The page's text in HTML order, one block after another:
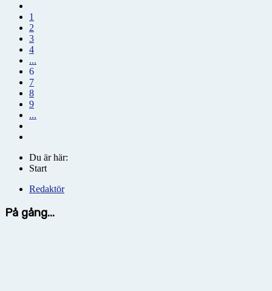
1
2
3
4
...
6
7
8
9
...
Du är här:
Start
Redaktör
På gång...